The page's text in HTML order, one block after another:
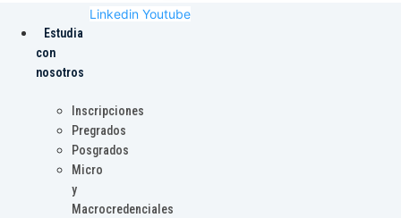
Linkedin Youtube
Estudia
con
nosotros
Inscripciones
Pregrados
Posgrados
Micro
y
Macrocredenciales